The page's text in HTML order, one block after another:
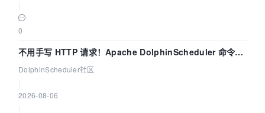
0
不用手写 HTTP 请求！Apache DolphinScheduler 命令行
dsctl 两分钟上手
DolphinScheduler社区
2026-08-06